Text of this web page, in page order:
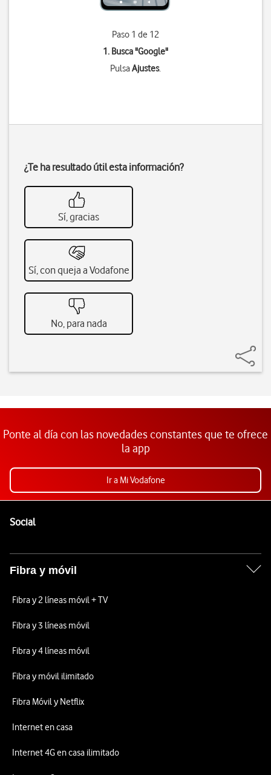
Paso 1 de 12
1. Busca "Google"
PulsaAjustes.
¿Te ha resultado útil esta información?
Sí, gracias
Sí, con queja a Vodafone
No, para nada
Ponte al día con las novedades constantes que te ofrece
la app
Ir a Mi Vodafone
SocialEnlaces a las redes sociales de Vodafone
Fibra y móvil
Fibra y 2 líneas móvil + TV
Fibra y 3 líneas móvil
Fibra y 4 líneas móvil
Fibra y móvil ilimitado
Fibra Móvil y Netflix
Internet en casa
Internet 4G en casa ilimitado